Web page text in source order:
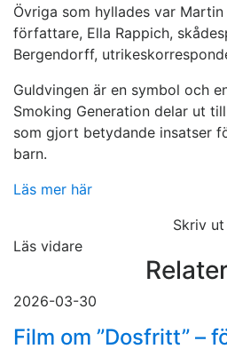
Övriga som hyllades var
författare, Ella Rappich,
Bergendorff,
Guldvingen är en symbol och
Smoking Generation delar ut
som gjort betydande insatser
barn.
Läs mer här
Skriv ut
Läs vidare
2026-03-30
Film om ”Dosfritt” –